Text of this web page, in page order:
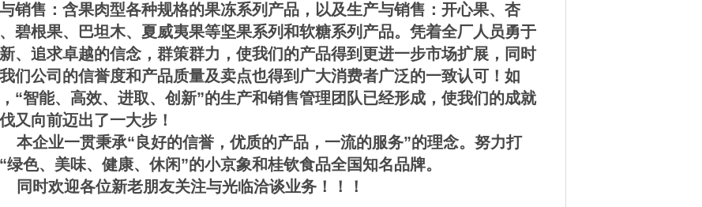
销售：含果肉型各种规格的果冻系列产品，以及生产与销售：开心果、杏
碧根果、巴坦木、夏威夷果等坚果系列和软糖系列产品。 凭着全厂人员勇于
、追求卓越的信念，群策群力，使我们的产品得到更进一步市场扩展，同时
们公司的信誉度和产品质量及卖点也得到广大消费者广泛的一致认可！ 如
“智能、高效、进取、创新”的生产和销售管理团队已经形成，使我们的成就
又向前迈出了一大步！
企业一贯秉承“良好的信誉，优质的产品，一流的服务”的理念。努力打
绿色、美味、健康、休闲”的小京象和桂钦食品全国知名品牌。
时欢迎各位新老朋友关注与光临洽谈业务！！！